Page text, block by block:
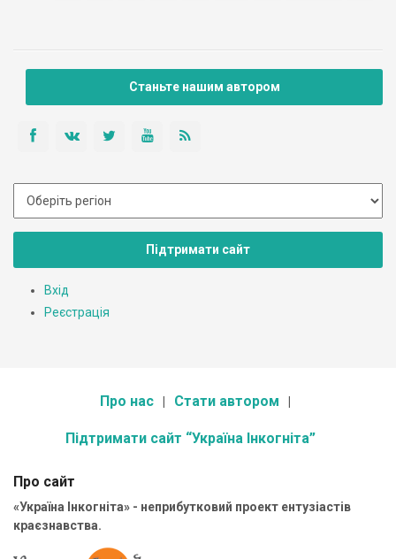
Станьте нашим автором
Підтримати сайт
Вхід
Реєстрація
Про нас Стати автором
Підтримати сайт “Україна Інкогніта”
Про сайт
«Україна Інкогніта» - неприбутковий проект ентузіастів
краєзнавства.